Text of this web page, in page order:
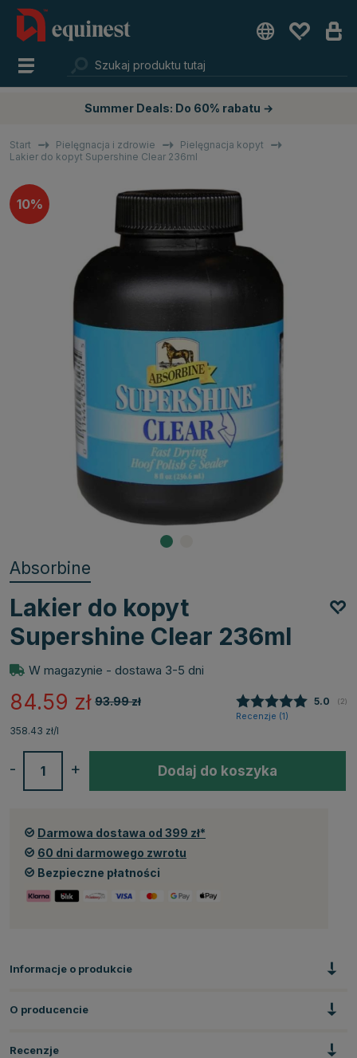
Summer Deals: Do 60% rabatu →
Start Pielęgnacja i zdrowie
Pielęgnacja kopyt
Lakier do kopyt Supershine Clear 236ml
10
Absorbine
Lakier do kopyt
Supershine Clear 236ml
W magazynie - dostawa 3-5 dni
93.99zł
84.59 zł 5.0 (2)
Recenzje (1)
358.43 zł/l
+
- Dodaj do koszyka
Darmowa dostawa od 399 zł*
60 dni darmowego zwrotu
Bezpieczne płatności
Informacje o produkcie
O producencie
Recenzje